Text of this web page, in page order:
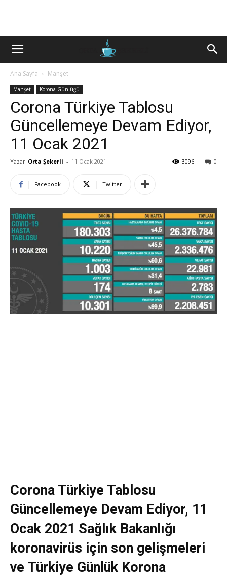
Ana Sayfa Manşet
Manşet Korona Günlüğü
Corona Türkiye Tablosu
Güncellemeye Devam Ediyor,
11 Ocak 2021
Yazar Orta Şekerli - 11 Ocak 2021 0
3096
Facebook Twitter
Corona Türkiye Tablosu
Güncellemeye Devam Ediyor, 11
Ocak 2021 Sağlık Bakanlığı
koronavirüs için son gelişmeleri
ve Türkiye Günlük Korona